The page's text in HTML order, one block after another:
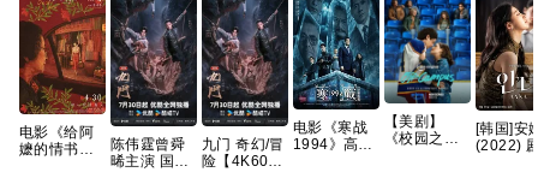
电影《给阿
嬷的情书》
陈伟霆曾舜
晞主演 国剧
九门 奇幻/冒
险【4K60帧
电影《寒战
1994》高清
【美剧】
《校园之外
[韩国]安
(2022)